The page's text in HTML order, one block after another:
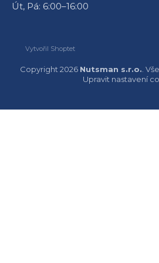
Út, Pá: 6:00–16:00
Vytvořil Shoptet
Copyright 2026 Nutsman s.r.o. .
Upravit nastavení